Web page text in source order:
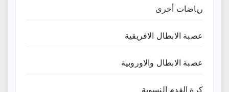
رياضات أخرى
عصبة الابطال الافريقية
عصبة الابطال والاوروبية
كرة القدم النسوية